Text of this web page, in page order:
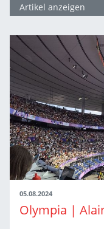
Artikel anzeigen
05.08.2024